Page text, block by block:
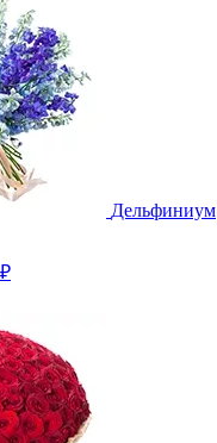
Дельфиниум